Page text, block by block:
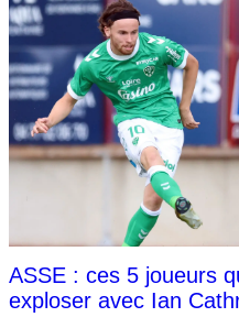
ASSE : ces 5 joueurs
exploser avec Ian